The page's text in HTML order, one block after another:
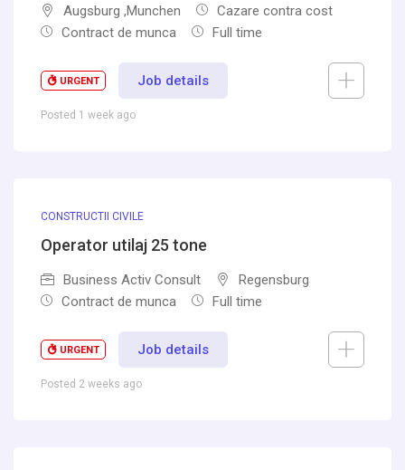
Augsburg ,Munchen
Cazare contra cost
Contract de munca
Full time
URGENT Job details
Posted 1 week ago
CONSTRUCTII CIVILE
Operator utilaj 25 tone
Business Activ Consult
Regensburg
Contract de munca
Full time
URGENT Job details
Posted 2 weeks ago